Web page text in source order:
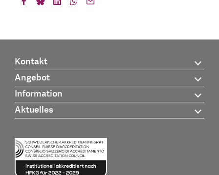
Kontakt
Angebot
Information
Aktuelles